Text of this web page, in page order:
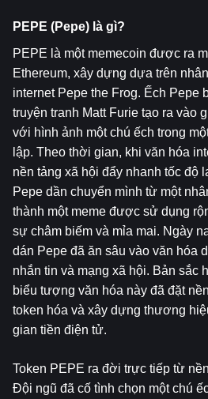
PEPE (Pepe) là gì?
PEPE là một memecoin được ra
Ethereum, xây dựng dựa trên
internet Pepe the Frog. Ếch Pepe
truyện tranh Matt Furie tạo ra vào
với hình ảnh một chú ếch trong
lập. Theo thời gian, khi văn hóa
nền tảng xã hội đẩy nhanh tốc độ
Pepe dần chuyển mình từ một
thành một meme được sử dụng
sự châm biếm và mỉa mai. Ngày
dán Pepe đã ăn sâu vào văn hóa
nhắn tin và mạng xã hội. Bản sắc
biểu tượng văn hóa này đã đặt
token hóa và xây dựng thương
gian tiền điện tử.
Token PEPE ra đời trực tiếp từ
Đội ngũ đã cố tình chọn một chú